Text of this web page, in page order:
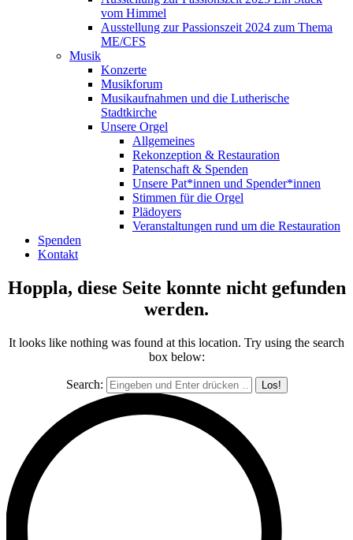
vom Himmel
Ausstellung zur Passionszeit 2024 zum Thema
ME/CFS
Musik
Konzerte
Musikforum
Musikaufnahmen und die Lutherische
Stadtkirche
Unsere Orgel
Allgemeines
Rekonzeption & Restauration
Patenschaft & Spenden
Unsere Pat*innen und Spender*innen
Stimmen für die Orgel
Plädoyers
Veranstaltungen rund um die Restauration
Spenden
Kontakt
Hoppla, diese Seite konnte nicht gefunden
werden.
It looks like nothing was found at this location. Try using the search
box below:
Search: